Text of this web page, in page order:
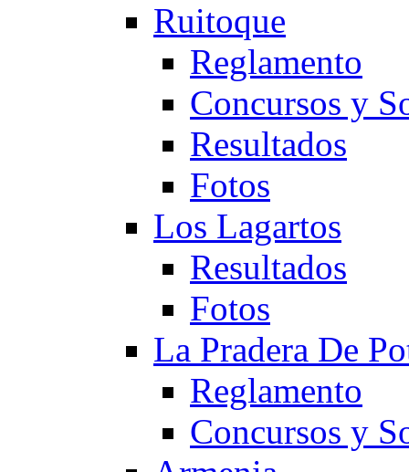
Ruitoque
Reglamento
Concursos y
Resultados
Fotos
Los Lagartos
Resultados
Fotos
La Pradera De
Reglamento
Concursos y